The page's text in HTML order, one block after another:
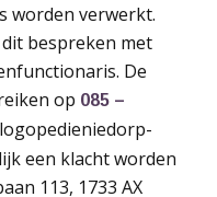
worden verwerkt.
bespreken met
De
op 085 –
een klacht worden
113, 1733 AX